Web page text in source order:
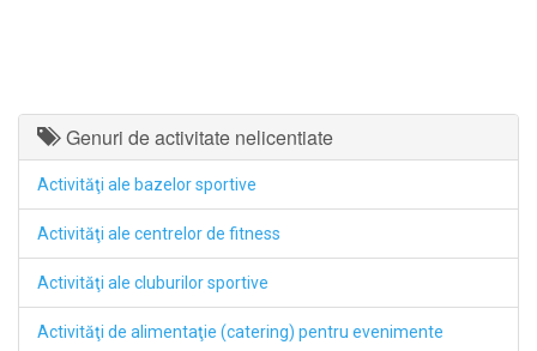
Genuri de activitate nelicentiate
Activităţi ale bazelor sportive
Activităţi ale centrelor de fitness
Activităţi ale cluburilor sportive
Activităţi de alimentaţie (catering) pentru evenimente